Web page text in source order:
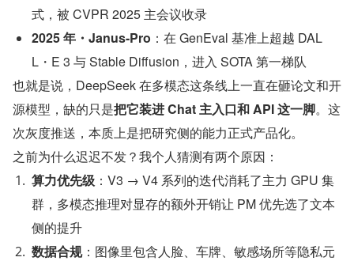
式，被 CVPR 2025 主会议收录
2025 年・Janus-Pro ：在 GenEval 基准上超越 DAL
L・E 3 与 Stable Diffusion，进入 SOTA 第一梯队
也就是说，DeepSeek 在多模态这条线上一直在砸论文和开
源模型，缺的只是把它装进 Chat 主入口和 API 这一脚。这
次灰度推送，本质上是把研究侧的能力正式产品化。
之前为什么迟迟不发？我个人猜测有两个原因：
算力优先级 ：V3 → V4 系列的迭代消耗了主力 GPU 集
群，多模态推理对显存的额外开销让 PM 优先选了文本
侧的提升
数据合规：图像里包含人脸、车牌、敏感场所等隐私元